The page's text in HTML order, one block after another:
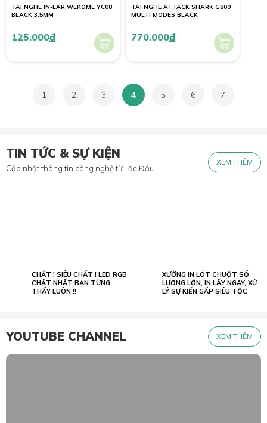
TAI NGHE IN-EAR WEKOME YC08
BLACK 3.5MM
125.000đ
TAI NGHE ATTACK SHARK G800
MULTI MODES BLACK
770.000đ
1 2 3 4 5 6 7
TIN TỨC & SỰ KIỆN
Cập nhật thông tin công nghệ từ Lắc Đầu
XEM THÊM
CHẤT ! SIÊU CHẤT ! LED RGB
CHẤT NHẤT BẠN TỪNG
THẤY LUÔN !!
XƯỞNG IN LÓT CHUỘT SỐ
LƯỢNG LỚN, IN LẤY NGAY, XỬ
LÝ SỰ KIẾN GẤP SIÊU TỐC
YOUTUBE CHANNEL XEM THÊM